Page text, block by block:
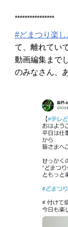
****************
#どまつり楽
て、離れてい
動画編集まで
のみなさん、